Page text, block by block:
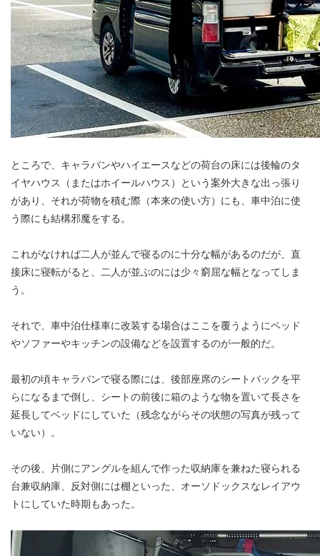
ところで、キャラバンやハイエースなどの荷台の床には後輪のタ
イヤハウス（またはホイールハウス）という案外大きな出っ張り
があり、それが荷物を積む際（本来の使い方）にも、車中泊に使
う際にも結構邪魔をする。
これがなければ二人が並んで寝るのに十分な幅があるのだが、直
接床に寝転がると、二人が並ぶのには少々窮屈な幅となってしま
う。
それで、車中泊仕様車に改装する場合はここを覆うようにベッド
やソファーやキッチンの設備などを設置するのが一般的だ。
最初の頃キャラバンで寝る際には、後部座席のシートバックを平
らになるまで倒し、シートの前後に箱のような物を置いて長さを
延長してベッドにしていた（残念ながらその状態の写真が残って
いない）。
その後、片側にアングルを組んで作った収納庫を兼ねた寝られる
台兼収納庫、反対側には棚といった、オーソドックスなレイアウ
トにしていた時期もあった。